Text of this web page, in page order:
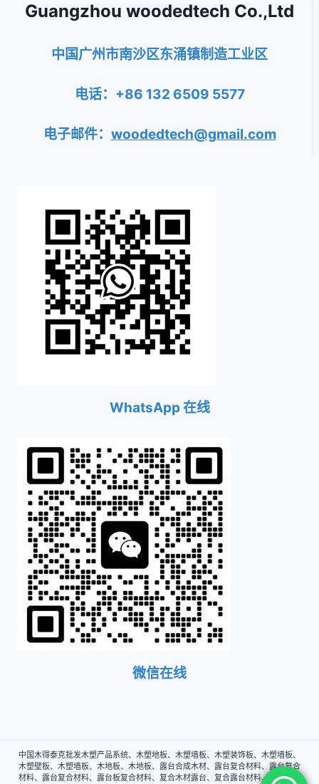
Guangzhou woodedtech Co.,Ltd
中国广州市南沙区东涌镇制造工业区
电话：+86 132 6509 5577
电子邮件： woodedtech@gmail.com
WhatsApp 在线
微信在线
中国木得泰克批发木塑产品系统、木塑地板、木塑墙板、木塑装饰板、木塑墙板、
木塑壁板、木塑墙板、木地板、木地板、露台合成木材、露台复合材料、露台复合
材料、露台复合材料、露台板复合材料、复合木材露台、复合露台材料、复合露台